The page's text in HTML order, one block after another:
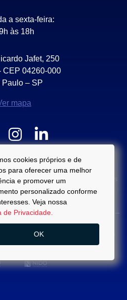
a sexta-feira:
às 18h
Jafet, 250
CEP 04260-000
Paulo – SP
mapa
exibidos neste portal são
dos imóveis podendo sofrer
da proposta, consulte nossos
Campos -CRECI 22889-J
reservados.
cookies próprios e de
para oferecer uma melhor
e promover um
personalizado conforme
Veja nossa
de Privacidade.
OK